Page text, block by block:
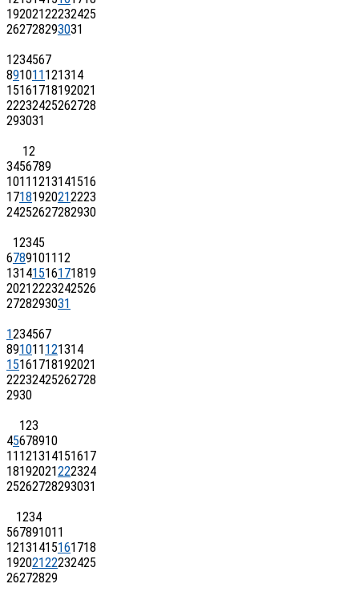
19202122232425
262728293031
1234567
891011 121314
15161718192021
22232425262728
293031
12
3456789
1011 1213141516
17181920212223
24252627282930
12345
67891011 12
13141516171819
20212223242526
2728293031
1234567
891011 121314
15161718192021
22232425262728
2930
123
45678910
11 121314151617
18192021222324
25262728293031
1234
567891011
12131415161718
19202122232425
26272829